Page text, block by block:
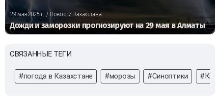
29 мая 2025 г./ Новости Казахстана
Дожди и заморозки прогнозируют на 29 мая в Алматы
СВЯЗАННЫЕ ТЕГИ
#погода в Казахстане #морозы #Синоптики